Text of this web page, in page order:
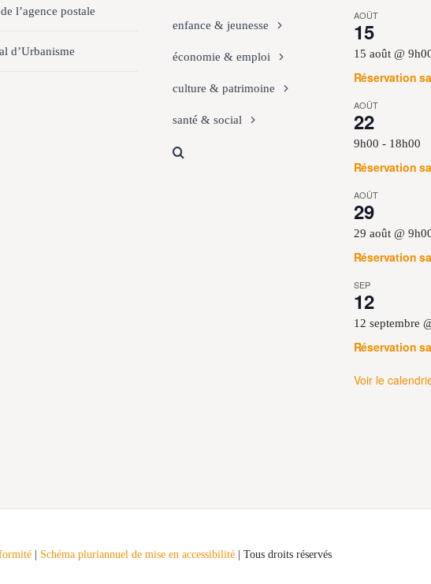
l’agence postale
d’Urbanisme
enfance & jeunesse
économie & emploi
culture & patrimoine
santé & social
AOÛT
15
15 août @
Réservation
AOÛT
22
9h00 - 18h00
Réservation
AOÛT
29
29 août @
Réservation
SEP
12
12 septembre
Réservation
Voir le
| Schéma pluriannuel de mise en accessibilité | Tous droits réservés